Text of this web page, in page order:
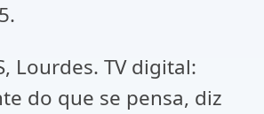
Lourdes. TV digital:
do que se pensa, diz